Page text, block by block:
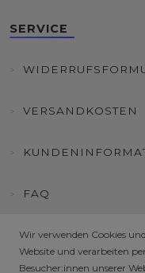
SERVICE
VERSANDKOSTEN
FAQ
HÄNDLER / B2B
Wir verwenden Cookies
Website und verarbeiten
Besucher:innen unserer